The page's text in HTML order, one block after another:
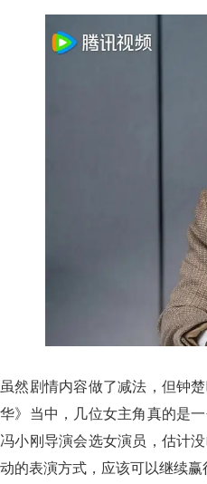
虽然剧情内容做了减法，但钟
华》当中，几位女主角真的是
冯小刚导演会选女演员，估计
动的表演方式，应该可以继续赢